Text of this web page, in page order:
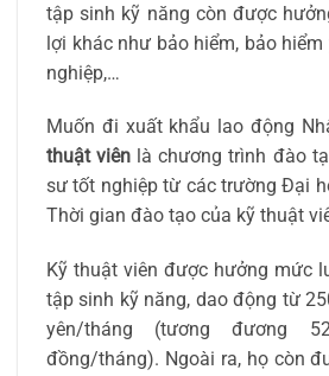
tập sinh kỹ năng còn được
lợi khác như bảo hiểm, bảo
nghiệp,…
Muốn đi xuất khẩu lao động
thuật viên là chương trình đào
sư tốt nghiệp từ các trường Đại
Thời gian đào tạo của kỹ thuật
Kỹ thuật viên được hưởng mức
tập sinh kỹ năng, dao động từ
yên/tháng (tương đương
đồng/tháng). Ngoài ra, họ còn